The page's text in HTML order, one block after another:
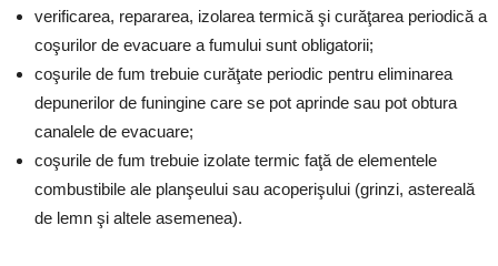
verificarea, repararea, izolarea termică şi curăţarea periodică a
coşurilor de evacuare a fumului sunt obligatorii;
coşurile de fum trebuie curăţate periodic pentru eliminarea
depunerilor de funingine care se pot aprinde sau pot obtura
canalele de evacuare;
coşurile de fum trebuie izolate termic faţă de elementele
combustibile ale planşeului sau acoperişului (grinzi, astereală
de lemn şi altele asemenea).